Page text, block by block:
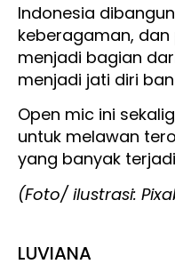
Indonesia
keberagaman,
menjadi bagian
menjadi jati diri
Open mic ini
untuk melawan
yang banyak
(Foto/ ilustrasi:
LUVIANA